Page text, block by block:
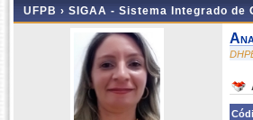
UFPB › SIGAA - Sistema Integrado